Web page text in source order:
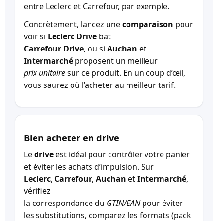
entre Leclerc et Carrefour, par exemple.
Concrètement, lancez unecomparaison pour
voir si Leclerc Drive bat
Carrefour Drive, ou si Auchan et
Intermarché proposent un meilleur
prix unitairesur ce produit. En un coup d’œil,
vous saurez où l’acheter au meilleur tarif.
Bien acheter en drive
Ledriveest idéal pour contrôler votre panier
et éviter les achats d’impulsion. Sur
Leclerc, Carrefour, Auchan etIntermarché,
vérifiez
la correspondance du GTIN/EANpour éviter
les substitutions, comparez les formats (pack